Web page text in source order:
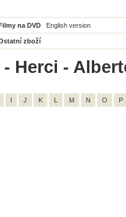
na DVD English version
zboží
- Herci -
I J K L M N O P